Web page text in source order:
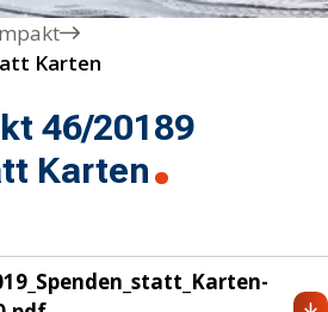
Karten
46/20189
Karten